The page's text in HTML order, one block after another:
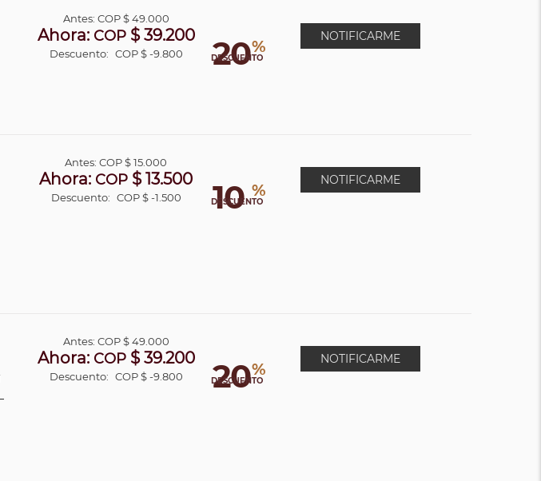
20%
DESCUENTO
Antes: COP$ 49.000
Ahora: COP$ 39.200
Descuento: COP $ -9.800
NOTIFICARME
10 %
DESCUENTO
Antes:COP$ 15.000
Ahora: COP $ 13.500
Descuento: COP $ -1.500
NOTIFICARME
20%
DESCUENTO
Antes: COP$ 49.000
Ahora: COP$ 39.200
Descuento: COP $ -9.800
NOTIFICARME